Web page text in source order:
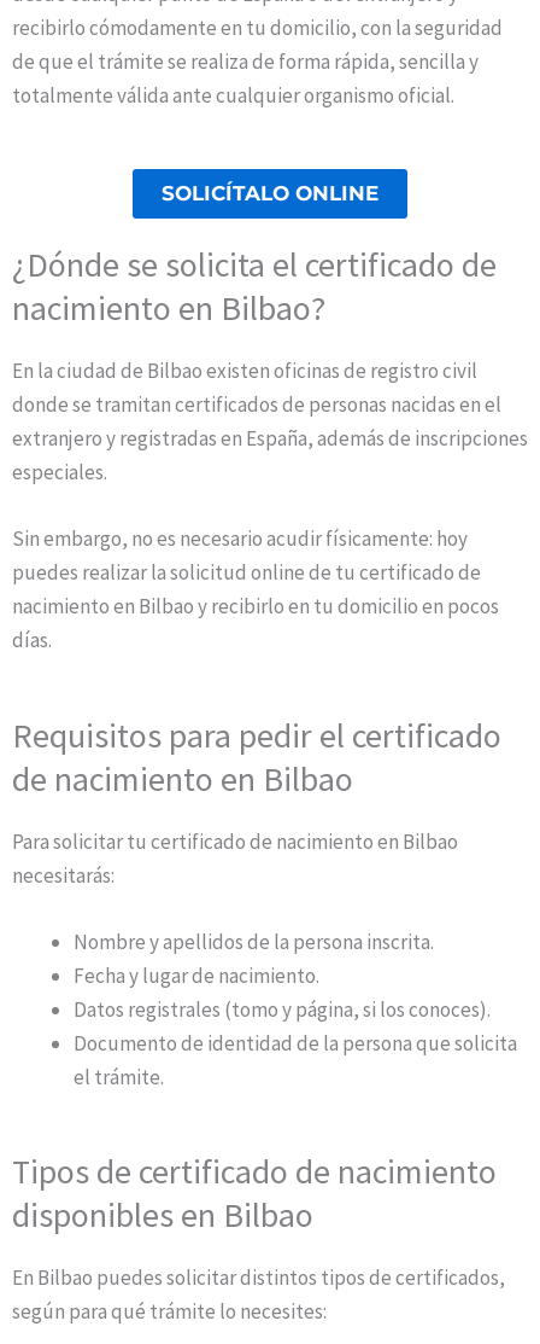
recibirlo cómodamente en tu domicilio, con la seguridad
de que el trámite se realiza de forma rápida, sencilla y
totalmente válida ante cualquier organismo oficial.
SOLICÍTALO ONLINE
¿Dónde se solicita el certificado de
nacimiento en Bilbao?
En la ciudad de Bilbao existen oficinas de registro civil
donde se tramitan certificados de personas nacidas en el
extranjero y registradas en España, además de inscripciones
especiales.
Sin embargo, no es necesario acudir físicamente: hoy
puedes realizar la solicitud online de tu certificado de
nacimiento en Bilbao y recibirlo en tu domicilio en pocos
días.
Requisitos para pedir el certificado
de nacimiento en Bilbao
Para solicitar tu certificado de nacimiento en Bilbao
necesitarás:
Nombre y apellidos de la persona inscrita.
Fecha y lugar de nacimiento.
Datos registrales (tomo y página, si los conoces).
Documento de identidad de la persona que solicita
el trámite.
Tipos de certificado de nacimiento
disponibles en Bilbao
En Bilbao puedes solicitar distintos tipos de certificados,
según para qué trámite lo necesites: